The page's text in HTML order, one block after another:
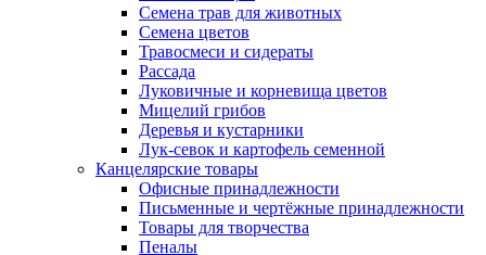
Семена трав для животных
Семена цветов
Травосмеси и сидераты
Рассада
Луковичные и корневища цветов
Мицелий грибов
Деревья и кустарники
Лук-севок и картофель семенной
Канцелярские товары
Офисные принадлежности
Письменные и чертёжные принадлежности
Товары для творчества
Пеналы